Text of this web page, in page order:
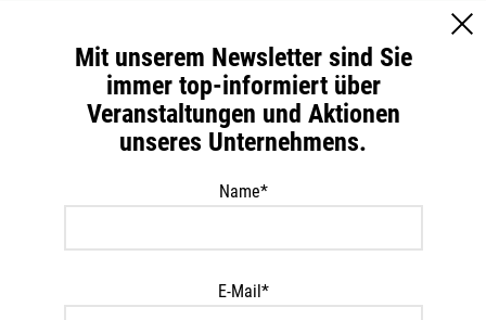
Artikelnummer: 70900
Terrassen
1.000 Stk. L-GoFix MS 5,0 x 60 mm, Edelstahl rostfrei, TX 25,
Edelstahl rostfrei TX 25 im Wert von Euro 8,00
Mit unserem Newsletter sind Sie
immer top-informiert über
Veranstaltungen und Aktionen
unseres Unternehmens.
Name*
E-Mail*